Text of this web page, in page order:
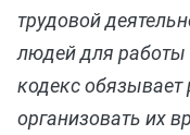
трудовой
людей для
кодекс
организовать их